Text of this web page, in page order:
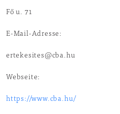
Fő u. 71
E-Mail-Adresse:
ertekesites@cba.hu
Webseite:
https://www.cba.hu/